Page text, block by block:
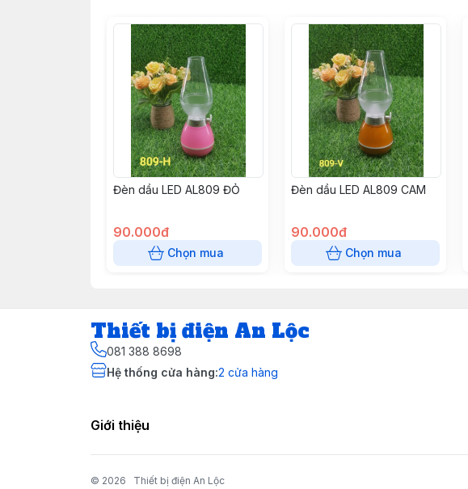
Đèn dầu LED AL809 ĐỎ
90.000đ
Chọn mua
Đèn dầu LED AL809 CAM
90.000đ
Chọn mua
Thiết bị điện An Lộc
081 388 8698
Hệ thống cửa hàng:2 cửa hàng
Giới thiệu
© 2026 Thiết bị điện An Lộc